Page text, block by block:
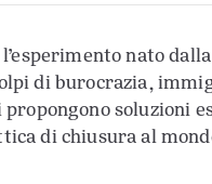
nato
di burocrazia,
soluzioni
di chiusura al